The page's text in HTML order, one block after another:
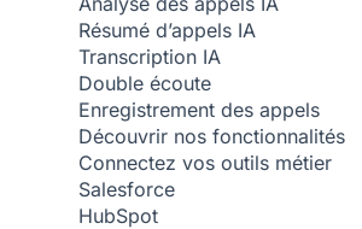
Résumé d’appels IA
Transcription IA
Double écoute
Enregistrement des appels
Découvrir nos fonctionnalités
Connectez vos outils métier
Salesforce
HubSpot